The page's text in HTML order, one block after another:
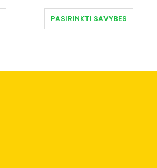
This product has multiple variants. The options may be chosen on the product page
PASIRINKTI SAVYBES
This product has multiple variants. The options may be chosen on the product page